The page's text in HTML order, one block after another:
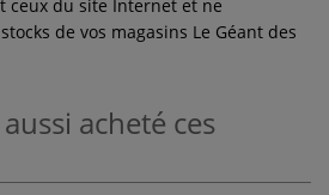
ceux du site Internet et ne
de vos magasins Le Géant des
acheté ces